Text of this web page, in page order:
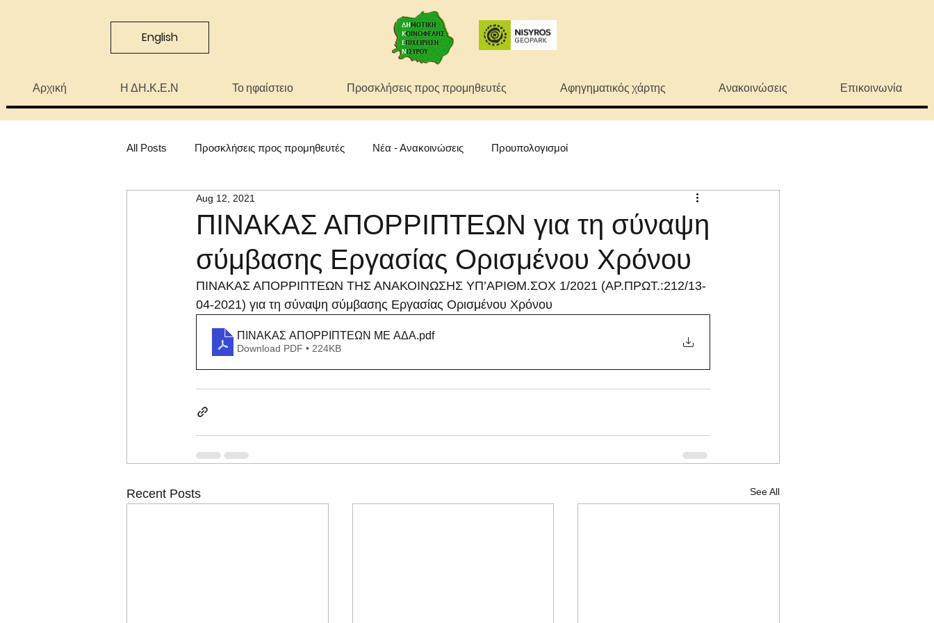
Αρχική Η ΔΗ.Κ.Ε.Ν Το ηφαίστειο Προσκλήσεις προς προμηθευτές Αφηγηματικός χάρτης Ανακοινώσεις Επικοινωνία
English
All Posts Προσκλήσεις προς προμηθευτές Νέα - Ανακοινώσεις Προυπολογισμοί
ΠΙΝΑΚΑΣ ΑΠΟΡΡΙΠΤΕΩΝ για τη σύναψη
σύμβασης Εργασίας Ορισμένου Χρόνου
Aug 12, 2021
ΠΙΝΑΚΑΣ ΑΠΟΡΡΙΠΤΕΩΝ ΤΗΣ ΑΝΑΚΟΙΝΩΣΗΣ ΥΠ’ΑΡΙΘΜ.ΣΟΧ 1/2021 (ΑΡ.ΠΡΩΤ.:212/13-
04-2021) για τη σύναψη σύμβασης Εργασίας Ορισμένου Χρόνου
ΠΙΝΑΚΑΣ ΑΠΟΡΡΙΠΤΕΩΝ ΜΕ ΑΔΑ.pdf
Download PDF • 224KB
Recent Posts See All